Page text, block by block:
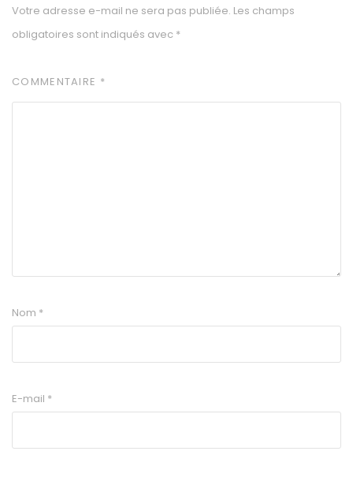
Votre adresse e-mail ne sera pas publiée. Les champs
obligatoires sont indiqués avec *
COMMENTAIRE *
Nom *
E-mail *